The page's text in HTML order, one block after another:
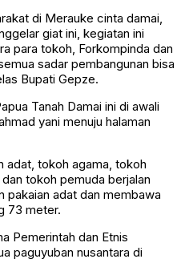
di Merauke cinta damai,
giat ini, kegiatan ini
para tokoh, Forkompinda dan
sadar pembangunan bisa
Bupati Gepze.
Tanah Damai ini di awali
yani menuju halaman
adat, tokoh agama, tokoh
tokoh pemuda berjalan
pakaian adat dan membawa
73 meter.
Pemerintah dan Etnis
paguyuban nusantara di